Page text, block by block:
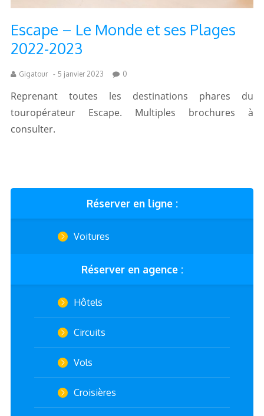
Réserver en ligne :
Voitures
Réserver en agence :
Hôtels
Circuits
Vols
Croisières
Escape – Le Monde et ses Plages
2022-2023
Gigatour - 5 janvier 2023 0
Reprenant toutes les destinations phares du
touropérateur Escape. Multiples brochures à
consulter.